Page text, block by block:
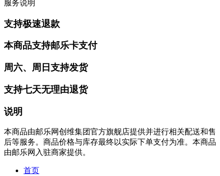
服务说明
支持极速退款
本商品支持邮乐卡支付
周六、周日支持发货
支持七天无理由退货
说明
本商品由邮乐网创维集团官方旗舰店提供并进行相关配送和售
后等服务。商品价格与库存最终以实际下单支付为准。本商品
由邮乐网入驻商家提供。
首页